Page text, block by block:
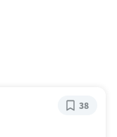
38